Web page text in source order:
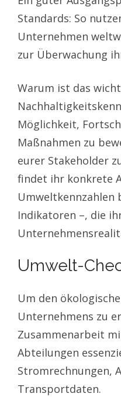
Standards: So
Unternehmen
zur Überwachung
Warum ist das
Möglichkeit,
Maßnahmen zu
eurer Stakeholder
findet ihr konkrete
Umweltkennzahlen
Indikatoren –, die
Umwelt-
Um den
Unternehmens zu
Zusammenarbeit
Abteilungen
Stromrechnungen,
Transportdaten.